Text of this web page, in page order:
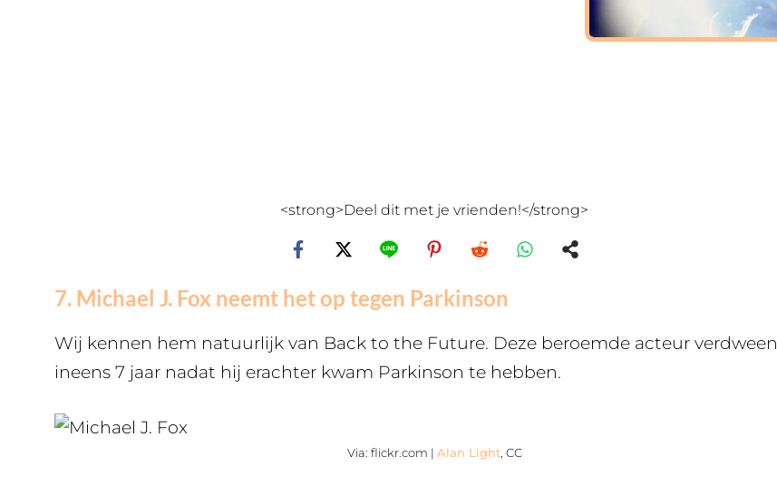
<strong>Deel dit met je vrienden!</strong>
7. Michael J. Fox neemt het op tegen Parkinson
Wij kennen hem natuurlijk van Back to the Future. Deze beroemde acteur verdween
ineens 7 jaar nadat hij erachter kwam Parkinson te hebben.
Via: flickr.com | Alan Light, CC